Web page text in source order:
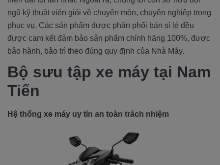
ngũ kỹ thuật viên giỏi về chuyên môn, chuyên nghiệp trong
phục vụ. Các sản phẩm được phân phối bán sỉ lẻ đều
được cam kết đảm bảo sản phẩm chính hãng 100%, được
bảo hành, bảo trì theo đúng quy định của Nhà Máy.
Bộ sưu tập xe máy tại Nam
Tiến
Hệ thống xe máy uy tín an toàn trách nhiệm